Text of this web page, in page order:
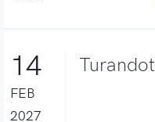
14
FEB
2027
Turandot